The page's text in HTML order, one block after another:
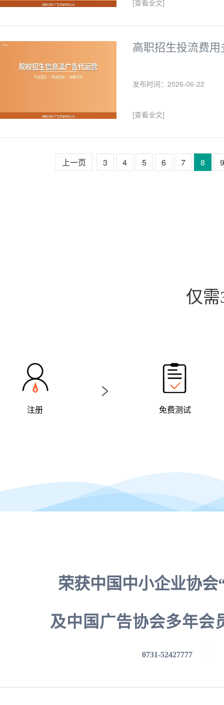
[查看全文]
高职招生投流费
发布时间：2026-06-22
[查看全文]
上一页 3 4 5 6 7 8 9
仅
注册
>
免费测试
荣获中国中小企业协会
及中国广告协会多年会
0731-52427777